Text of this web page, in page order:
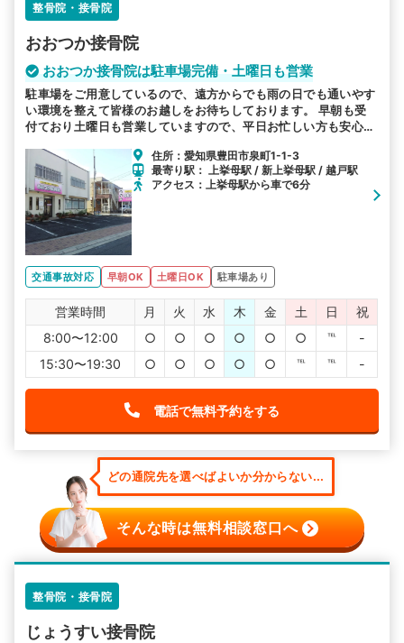
整骨院・接骨院
おおつか接骨院
おおつか接骨院は駐車場完備・土曜日も営業
駐車場をご用意しているので、遠方からでも雨の日でも通いやす
い環境を整えて皆様のお越しをお待ちしております。 早朝も受
付ており土曜日も営業していますので、平日お忙しい方も安心し
住所：愛知県豊田市泉町1-1-3
最寄り駅： 上挙母駅 / 新上挙母駅 / 越戸駅
アクセス：上挙母駅から車で6分
交通事故対応 早朝OK 土曜日OK 駐車場あり
営業時間 月 火 水 木 金 土 日
祝
8:00〜12:00
○ ○ ○ ○ ○ ○ ℡
-
15:30〜19:30
○ ○ ○ ○ ○ ℡ ℡ -
電話で無料予約をする
どの通院先を選べばよいか分からない...
そんな時は無料相談窓口へ
整骨院・接骨院
じょうすい接骨院